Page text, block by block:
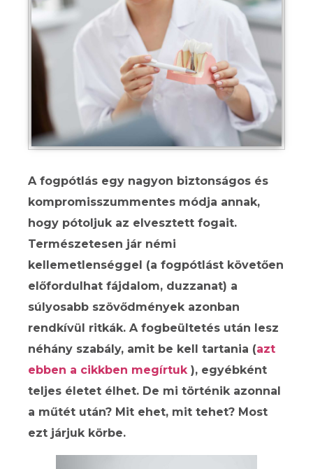
A fogpótlás egy nagyon biztonságos és
kompromisszummentes módja annak,
hogy pótoljuk az elvesztett fogait.
Természetesen jár némi
kellemetlenséggel (a fogpótlást követően
előfordulhat fájdalom, duzzanat) a
súlyosabb szövődmények azonban
rendkívül ritkák. A fogbeültetés után lesz
néhány szabály, amit be kell tartania (azt
ebben a cikkben megírtuk ), egyébként
teljes életet élhet. De mi történik azonnal
a műtét után? Mit ehet, mit tehet? Most
ezt járjuk körbe.